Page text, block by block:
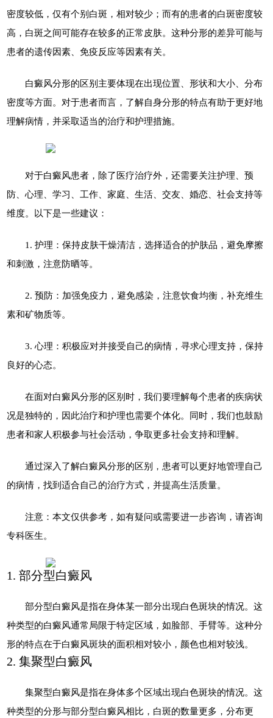
密度较低，仅有个别白斑，相对较少；而有的患者的白斑密度较
高，白斑之间可能存在较多的正常皮肤。这种分形的差异可能与
患者的遗传因素、免疫反应等因素有关。
白癜风分形的区别主要体现在出现位置、形状和大小、分布
密度等方面。对于患者而言，了解自身分形的特点有助于更好地
理解病情，并采取适当的治疗和护理措施。
对于白癜风患者，除了医疗治疗外，还需要关注护理、预
防、心理、学习、工作、家庭、生活、交友、婚恋、社会支持等
维度。以下是一些建议：
1. 护理：保持皮肤干燥清洁，选择适合的护肤品，避免摩擦
和刺激，注意防晒等。
2. 预防：加强免疫力，避免感染，注意饮食均衡，补充维生
素和矿物质等。
3. 心理：积极应对并接受自己的病情，寻求心理支持，保持
良好的心态。
在面对白癜风分形的区别时，我们要理解每个患者的疾病状
况是独特的，因此治疗和护理也需要个体化。同时，我们也鼓励
患者和家人积极参与社会活动，争取更多社会支持和理解。
通过深入了解白癜风分形的区别，患者可以更好地管理自己
的病情，找到适合自己的治疗方式，并提高生活质量。
注意：本文仅供参考，如有疑问或需要进一步咨询，请咨询
专科医生。
1. 部分型白癜风
部分型白癜风是指在身体某一部分出现白色斑块的情况。这
种类型的白癜风通常局限于特定区域，如脸部、手臂等。这种分
形的特点在于白癜风斑块的面积相对较小，颜色也相对较浅。
2. 集聚型白癜风
集聚型白癜风是指在身体多个区域出现白色斑块的情况。这
种类型的分形与部分型白癜风相比，白斑的数量更多，分布更